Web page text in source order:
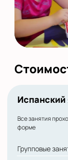
Испанский
Все занятия
форме
Групповые